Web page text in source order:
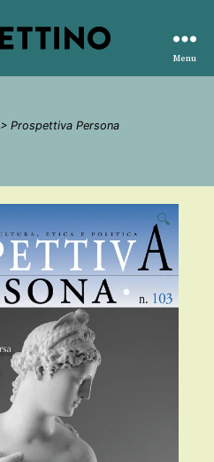
editore
Menu
> Prospettiva Persona
🔍